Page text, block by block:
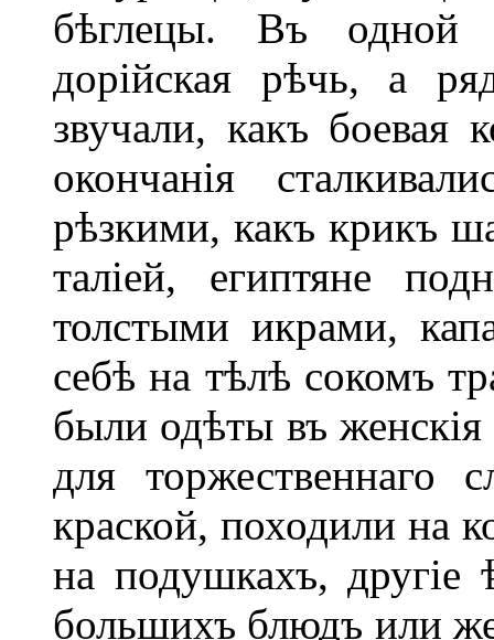
бѣглецы. Въ одной
дорійская рѣчь, а
звучали, какъ боевая
окончанія
рѣзкими, какъ крикъ
таліей, египтяне
толстыми икрами,
себѣ на тѣлѣ сокомъ
были одѣты въ женскія
для торжественнаго
краской, походили на
на подушкахъ, другіе
большихъ блюдъ или